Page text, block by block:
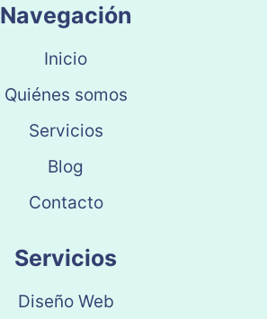
Navegación
Inicio
Quiénes somos
Servicios
Blog
Contacto
Servicios
Diseño Web